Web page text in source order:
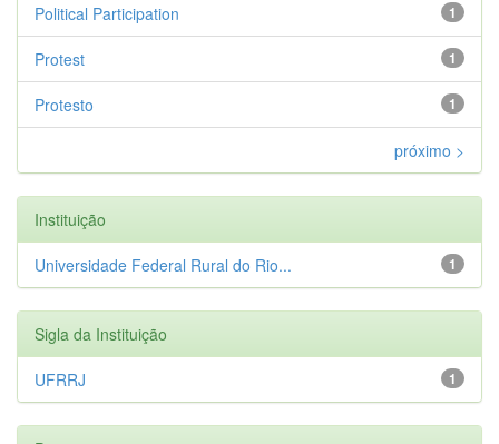
1
Political Participation
1
Protest
1
Protesto
próximo >
Instituição
1
Universidade Federal Rural do Rio...
Sigla da Instituição
1
UFRRJ